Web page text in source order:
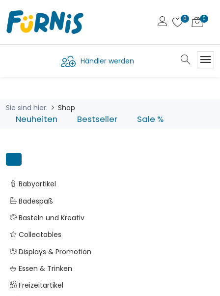
Händler werden
Sie sind hier: Shop
Neuheiten Bestseller Sale %
Babyartikel
Badespaß
Basteln und Kreativ
Collectables
Displays & Promotion
Essen & Trinken
Freizeitartikel